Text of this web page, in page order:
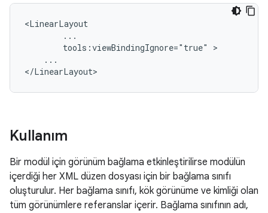
tools:viewBindingIgnore="true"
...
Kullanım
Bir modül için görünüm bağlama etkinleştirilirse modülün
içerdiği her XML düzen dosyası için bir bağlama sınıfı
oluşturulur. Her bağlama sınıfı, kök görünüme ve kimliği olan
tüm görünümlere referanslar içerir. Bağlama sınıfının adı,